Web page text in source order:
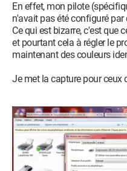
En effet, mon pilote
n'avait pas été configuré
Ce qui est bizarre, c'est que
et pourtant cela à régler le
maintenant des couleurs
Je met la capture pour ceux